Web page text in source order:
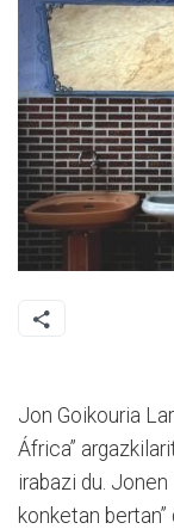
Jon Goikouria
África”
irabazi du.
konketan